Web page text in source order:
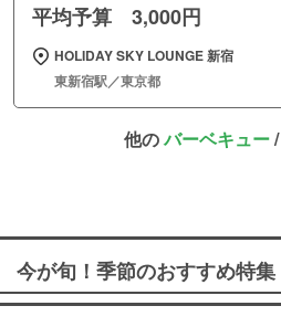
平均予算 3,000円
HOLIDAY SKY LOUNGE 新宿
東新宿駅／東京都
他のバーベキュー/
今が旬！季節のおすすめ特集